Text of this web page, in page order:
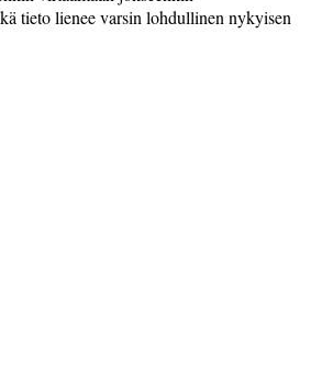
tieto lienee varsin lohdullinen nykyisen